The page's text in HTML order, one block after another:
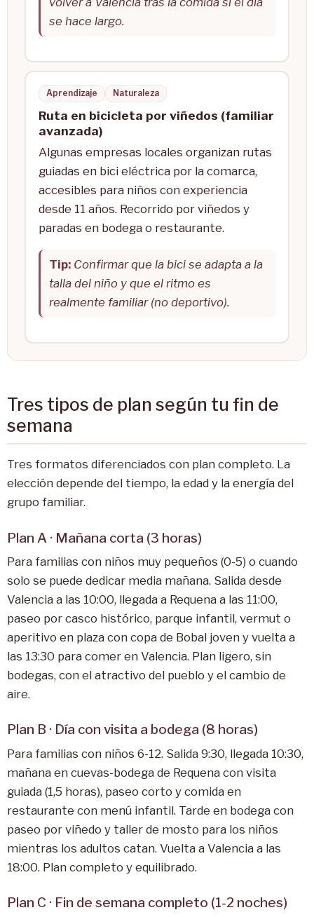
se hace largo.
Aprendizaje Naturaleza
Ruta en bicicleta por viñedos (familiar
avanzada)
Algunas empresas locales organizan rutas
guiadas en bici eléctrica por la comarca,
accesibles para niños con experiencia
desde 11 años. Recorrido por viñedos y
paradas en bodega o restaurante.
Tip:Confirmar que la bici se adapta a la
talla del niño y que el ritmo es
realmente familiar (no deportivo).
Tres tipos de plan según tu fin de
semana
Tres formatos diferenciados con plan completo. La
elección depende del tiempo, la edad y la energía del
grupo familiar.
Plan A · Mañana corta (3 horas)
Para familias con niños muy pequeños (0-5) o cuando
solo se puede dedicar media mañana. Salida desde
Valencia a las 10:00, llegada a Requena a las 11:00,
paseo por casco histórico, parque infantil, vermut o
aperitivo en plaza con copa de Bobal joven y vuelta a
las 13:30 para comer en Valencia. Plan ligero, sin
bodegas, con el atractivo del pueblo y el cambio de
aire.
Plan B · Día con visita a bodega (8 horas)
Para familias con niños 6-12. Salida 9:30, llegada 10:30,
mañana en cuevas-bodega de Requena con visita
guiada (1,5 horas), paseo corto y comida en
restaurante con menú infantil. Tarde en bodega con
paseo por viñedo y taller de mosto para los niños
mientras los adultos catan. Vuelta a Valencia a las
18:00. Plan completo y equilibrado.
Plan C · Fin de semana completo (1-2 noches)